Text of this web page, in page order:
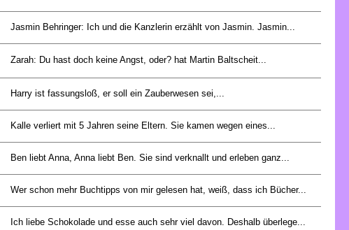
Jasmin Behringer: Ich und die Kanzlerin erzählt von Jasmin. Jasmin...
Zarah: Du hast doch keine Angst, oder? hat Martin Baltscheit...
Harry ist fassungsloß, er soll ein Zauberwesen sei,...
Kalle verliert mit 5 Jahren seine Eltern. Sie kamen wegen eines...
Ben liebt Anna, Anna liebt Ben. Sie sind verknallt und erleben ganz...
Wer schon mehr Buchtipps von mir gelesen hat, weiß, dass ich Bücher...
Ich liebe Schokolade und esse auch sehr viel davon. Deshalb überlege...